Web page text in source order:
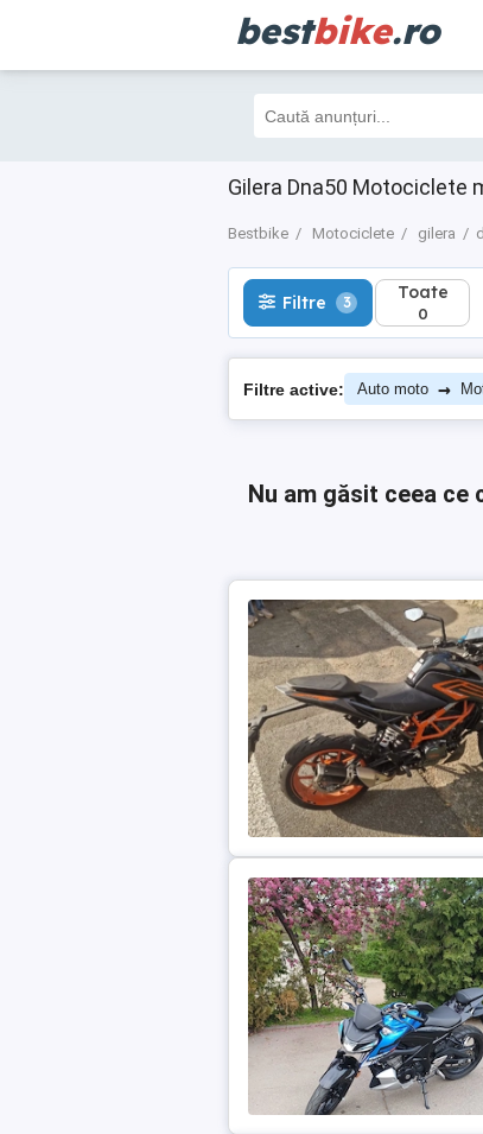
bestbike.ro
Gilera Dna50 Motociclete
Bestbike Motociclete gilera
Filtre 3 Toate
0
Filtre 3 Toate
0
Filtre active: Auto moto →
Nu am găsit ceea ce